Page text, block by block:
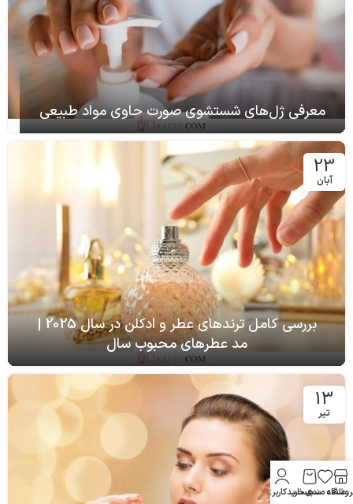
معرفی ژل‌های شستشوی صورت حاوی مواد طبیعی
23
آبان
بررسی کامل ترندهای عطر و ادکلن در سال 2025 |
مد عطرهای محبوب سال
13
تیر
علاقه مندیسبد خرید
حساب کاربری من